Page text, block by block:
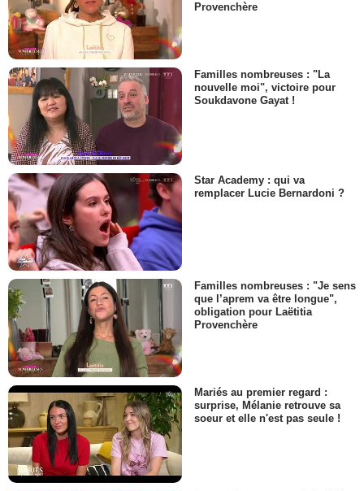
Provenchère
Familles nombreuses : "La
nouvelle moi", victoire pour
Soukdavone Gayat !
Star Academy : qui va
remplacer Lucie Bernardoni ?
Familles nombreuses : "Je sens
que l’aprem va être longue",
obligation pour Laëtitia
Provenchère
Mariés au premier regard :
surprise, Mélanie retrouve sa
soeur et elle n'est pas seule !